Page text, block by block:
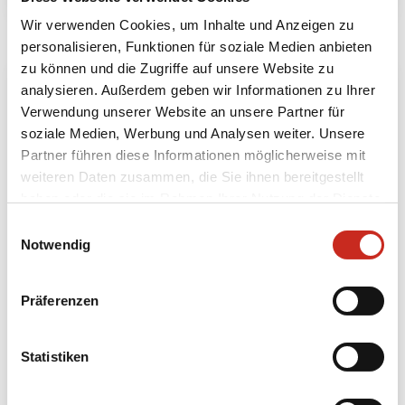
Wir verwenden Cookies, um Inhalte und Anzeigen zu
personalisieren, Funktionen für soziale Medien anbieten
zu können und die Zugriffe auf unsere Website zu
analysieren. Außerdem geben wir Informationen zu Ihrer
Verwendung unserer Website an unsere Partner für
soziale Medien, Werbung und Analysen weiter. Unsere
Partner führen diese Informationen möglicherweise mit
weiteren Daten zusammen, die Sie ihnen bereitgestellt
Notwendig
Präferenzen
Statistiken
Von Himmelbett bis
privater Basis
Kambodscha und
Ein komfortabler